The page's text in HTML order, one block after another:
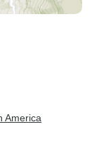
America